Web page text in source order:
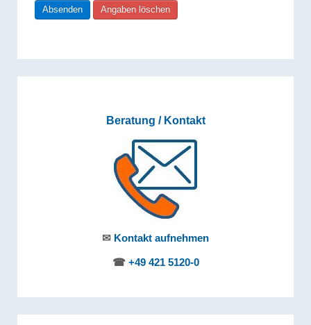
Beratung / Kontakt
✉ Kontakt aufnehmen
☎ +49 421 5120-0